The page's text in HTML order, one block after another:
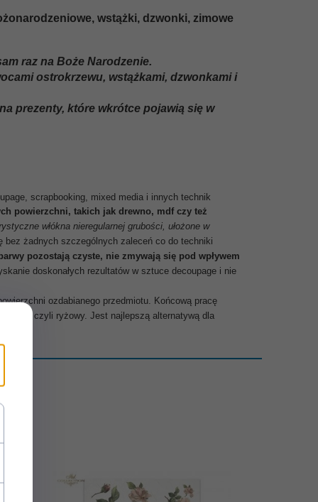
wstążki, dzwonki, zimowe
raz na Boże Narodzenie.
ostrokrzewu, wstążkami, dzwonkami i
prezenty, które wkrótce pojawią się w
scrapbooking, mixed media i innych technik
powierzchni, takich jak drewno, mdf czy też
włókna nieregularnej grubości, ułożone w
bez żadnych szczególnych zaleceń co do techniki
pozostają czyste, nie zmywają się pod wpływem
doskonałych rezultatów w sztuce decoupage i nie
ozdabianego przedmiotu. Końcową pracę
czyli ryżowy. Jest najlepszą alternatywą dla